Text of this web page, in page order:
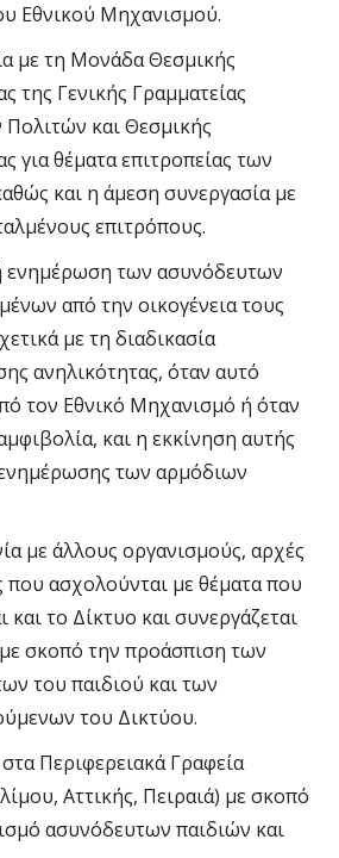
Εθνικού Μηχανισμού.
με τη Μονάδα Θεσμικής
της Γενικής Γραμματείας
και Θεσμικής
για θέματα επιτροπείας των
και η άμεση συνεργασία με
επιτρόπους.
ενημέρωση των ασυνόδευτων
από την οικογένεια τους
με τη διαδικασία
ανηλικότητας, όταν αυτό
τον Εθνικό Μηχανισμό ή όταν
και η εκκίνηση αυτής
των αρμόδιων
με άλλους οργανισμούς, αρχές
που ασχολούνται με θέματα που
και το Δίκτυο και συνεργάζεται
σκοπό την προάσπιση των
του παιδιού και των
του Δικτύου.
Περιφερειακά Γραφεία
Αττικής, Πειραιά) με σκοπό
ασυνόδευτων παιδιών και